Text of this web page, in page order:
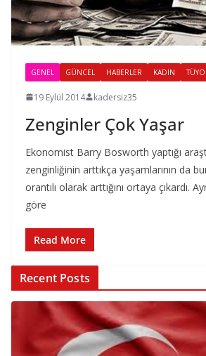
GENEL GÜNCEL HABERLER KADIN
19 Eylül 2014 kadersiz35
Zenginler Çok Yaşar
Ekonomist Barry Bosworth yaptığı
zenginliğinin arttıkça yaşamlarının da
orantılı olarak arttığını ortaya çıkardı.
göre
Read More
Recent Posts